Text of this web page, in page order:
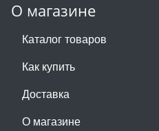
О магазине
Каталог товаров
Как купить
Доставка
О магазине